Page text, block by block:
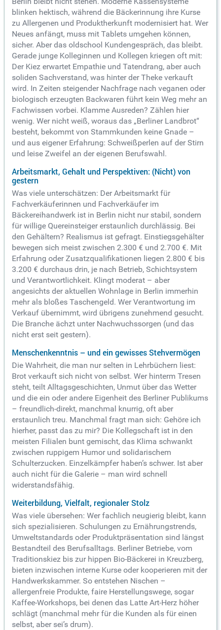
blinken hektisch, während die Bäckerinnung ihre Kurse
zu Allergenen und Produktherkunft modernisiert hat. Wer
Neues anfängt, muss mit Tablets umgehen können,
sicher. Aber das oldschool Kundengespräch, das bleibt.
Gerade junge Kolleginnen und Kollegen kriegen oft mit:
Der Kiez erwartet Empathie und Tatendrang, aber auch
soliden Sachverstand, was hinter der Theke verkauft
wird. In Zeiten steigender Nachfrage nach veganen oder
biologisch erzeugten Backwaren führt kein Weg mehr an
Fachwissen vorbei. Klamme Ausreden? Zählen hier
wenig. Wer nicht weiß, woraus das „Berliner Landbrot“
besteht, bekommt von Stammkunden keine Gnade –
und aus eigener Erfahrung: Schweißperlen auf der Stirn
und leise Zweifel an der eigenen Berufswahl.
Arbeitsmarkt, Gehalt und Perspektiven: (Nicht) von
gestern
Was viele unterschätzen: Der Arbeitsmarkt für
Fachverkäuferinnen und Fachverkäufer im
Bäckereihandwerk ist in Berlin nicht nur stabil, sondern
für willige Quereinsteiger erstaunlich durchlässig. Bei
den Gehältern? Realismus ist gefragt. Einstiegsgehälter
bewegen sich meist zwischen 2.300 € und 2.700 €. Mit
Erfahrung oder Zusatzqualifikationen liegen 2.800 € bis
3.200 € durchaus drin, je nach Betrieb, Schichtsystem
und Verantwortlichkeit. Klingt moderat – aber
angesichts der aktuellen Wohnlage in Berlin immerhin
mehr als bloßes Taschengeld. Wer Verantwortung im
Verkauf übernimmt, wird übrigens zunehmend gesucht.
Die Branche ächzt unter Nachwuchssorgen (und das
nicht erst seit gestern).
Menschenkenntnis – und ein gewisses Stehvermögen
Die Wahrheit, die man nur selten in Lehrbüchern liest:
Brot verkauft sich nicht von selbst. Wer hinterm Tresen
steht, teilt Alltagsgeschichten, Unmut über das Wetter
und die ein oder andere Eigenheit des Berliner Publikums
– freundlich-direkt, manchmal knurrig, oft aber
erstaunlich treu. Manchmal fragt man sich: Gehöre ich
hierher, passt das zu mir? Die Kollegschaft ist in den
meisten Filialen bunt gemischt, das Klima schwankt
zwischen ruppigem Humor und solidarischem
Schulterzucken. Einzelkämpfer haben’s schwer. Ist aber
auch nicht für die Galerie – man wird schnell
widerstandsfähig.
Weiterbildung, Vielfalt, regionaler Stolz
Was viele übersehen: Wer fachlich neugierig bleibt, kann
sich spezialisieren. Schulungen zu Ernährungstrends,
Umweltstandards oder Produktpräsentation sind längst
Bestandteil des Berufsalltags. Berliner Betriebe, vom
Traditionskiez bis zur hippen Bio-Bäckerei in Kreuzberg,
bieten inzwischen interne Kurse oder kooperieren mit der
Handwerkskammer. So entstehen Nischen –
allergenfreie Produkte, faire Herstellungswege, sogar
Kaffee-Workshops, bei denen das Latte Art-Herz höher
schlägt (manchmal mehr für die Kunden als für einen
selbst, aber sei’s drum).